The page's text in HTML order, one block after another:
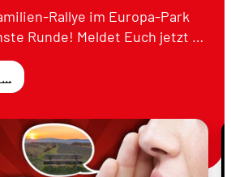
Rallye im Europa-Park
Runde! Meldet Euch jetzt …